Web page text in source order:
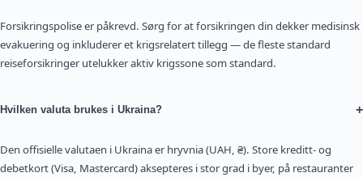
Forsikringspolise er påkrevd. Sørg for at forsikringen din dekker medisinsk
evakuering og inkluderer et krigsrelatert tillegg — de fleste standard
reiseforsikringer utelukker aktiv krigssone som standard.
Hvilken valuta brukes i Ukraina? +
Den offisielle valutaen i Ukraina er hryvnia (UAH, ₴). Store kreditt- og
debetkort (Visa, Mastercard) aksepteres i stor grad i byer, på restauranter